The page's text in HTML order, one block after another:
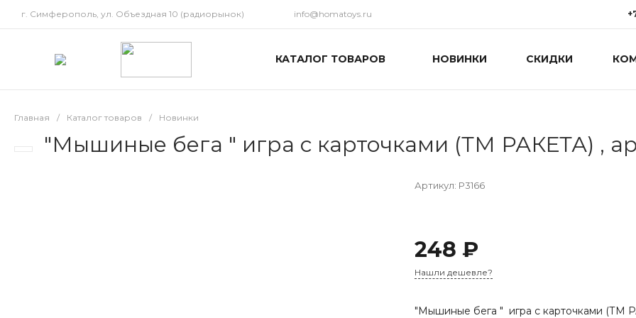
г. Симферополь, ул. Объездная 10 (радиорынок) info@homatoys.ru
КАТАЛОГ ТОВАРОВ НОВИНКИ СКИДКИ
Главная / Каталог товаров / Новинки
"Мышиные бега " игра с карточками (ТМ РАКЕТА) ,
Артикул: Р3166
248 ₽
Нашли дешевле?
"Мышиные бега " игра с карточками (ТМ